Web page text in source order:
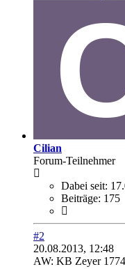
Cilian
Forum-Teilnehmer
Dabei seit:
Beiträge: 175
#2
20.08.2013, 12:48
AW: KB Zeyer